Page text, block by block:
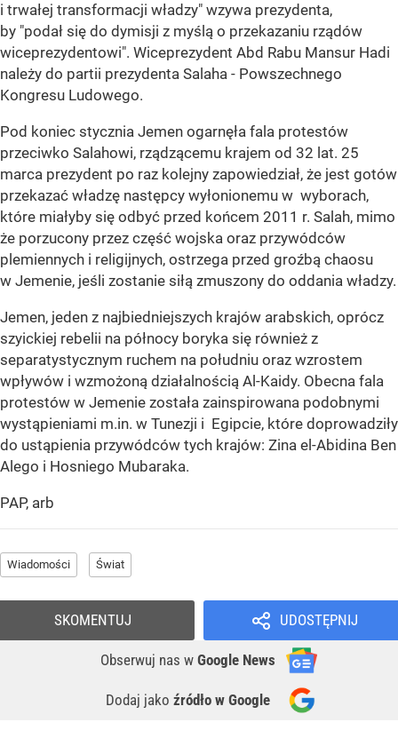
i trwałej transformacji władzy" wzywa prezydenta,
by "podał się do dymisji z myślą o przekazaniu rządów
wiceprezydentowi". Wiceprezydent Abd Rabu Mansur Hadi
należy do partii prezydenta Salaha - Powszechnego
Kongresu Ludowego.
Pod koniec stycznia Jemen ogarnęła fala protestów
przeciwko Salahowi, rządzącemu krajem od 32 lat. 25
marca prezydent po raz kolejny zapowiedział, że jest gotów
przekazać władzę następcy wyłonionemu w wyborach,
które miałyby się odbyć przed końcem 2011 r. Salah, mimo
że porzucony przez część wojska oraz przywódców
plemiennych i religijnych, ostrzega przed groźbą chaosu
w Jemenie, jeśli zostanie siłą zmuszony do oddania władzy.
Jemen, jeden z najbiedniejszych krajów arabskich, oprócz
szyickiej rebelii na północy boryka się również z
separatystycznym ruchem na południu oraz wzrostem
wpływów i wzmożoną działalnością Al-Kaidy. Obecna fala
protestów w Jemenie została zainspirowana podobnymi
wystąpieniami m.in. w Tunezji i Egipcie, które doprowadziły
do ustąpienia przywódców tych krajów: Zina el-Abidina Ben
Alego i Hosniego Mubaraka.
PAP, arb
Wiadomości Świat
UDOSTĘPNIJ
Obserwuj nas w Google News
Dodaj jako źródło w Google
SKOMENTUJ